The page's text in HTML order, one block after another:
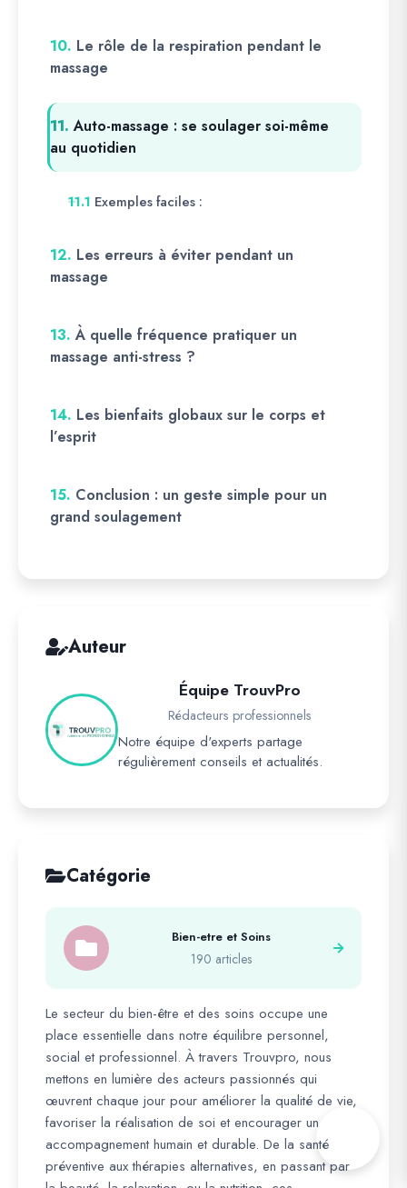
10. Le rôle de la respiration pendant le
massage
11. Auto-massage : se soulager soi-même
au quotidien
11.1 Exemples faciles :
12. Les erreurs à éviter pendant un
massage
13. À quelle fréquence pratiquer un
massage anti-stress ?
14. Les bienfaits globaux sur le corps et
l’esprit
15. Conclusion : un geste simple pour un
grand soulagement
Auteur
Équipe TrouvPro
Rédacteurs professionnels
Notre équipe d'experts partage
régulièrement conseils et actualités.
Catégorie
Bien-etre et Soins
190 articles
Le secteur du bien-être et des soins occupe une
place essentielle dans notre équilibre personnel,
social et professionnel. À travers Trouvpro, nous
mettons en lumière des acteurs passionnés qui
œuvrent chaque jour pour améliorer la qualité de vie,
favoriser la réalisation de soi et encourager un
accompagnement humain et durable. De la santé
préventive aux thérapies alternatives, en passant par